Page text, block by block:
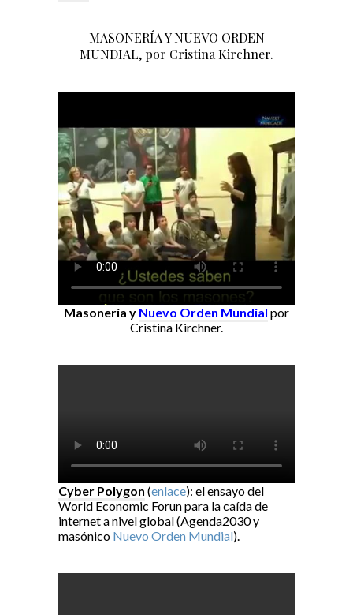
MASONERÍA Y NUEVO ORDEN
MUNDIAL, por Cristina Kirchner.
Masonería y Nuevo Orden Mundial por
Cristina Kirchner.
Cyber Polygon (enlace): el ensayo del
World Economic Forun para la caída de
internet a nivel global (Agenda2030 y
masónico Nuevo Orden Mundial).